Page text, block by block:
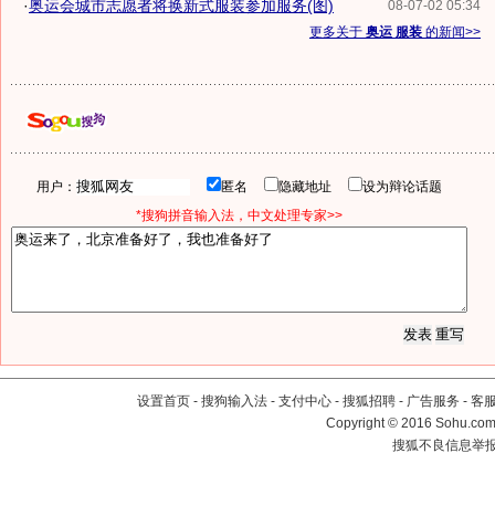
08-07-02 05:34
·奥运会城市志愿者将换新式服装参加服务(图)
更多关于 奥运 服装 的新闻>>
用户： 匿名 隐藏地址
设为辩论话题
*搜狗拼音输入法，中文处理专家>>
设置首页 - 搜狗输入法 - 支付中心 - 搜狐招聘 - 广告服务 - 客
Copyright©2016
搜狐不良信息举